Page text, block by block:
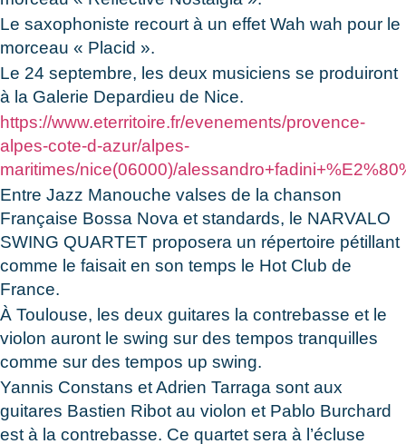
Le saxophoniste recourt à un effet Wah wah pour le
morceau « Placid ».
Le 24 septembre, les deux musiciens se produiront
à la Galerie Depardieu de Nice.
https://www.eterritoire.fr/evenements/provence-
alpes-cote-d-azur/alpes-
maritimes/nice(06000)/
Entre Jazz Manouche valses de la chanson
Française Bossa Nova et standards, le NARVALO
SWING QUARTET proposera un répertoire pétillant
comme le faisait en son temps le Hot Club de
France.
À Toulouse, les deux guitares la contrebasse et le
violon auront le swing sur des tempos tranquilles
comme sur des tempos up swing.
Yannis Constans et Adrien Tarraga sont aux
guitares Bastien Ribot au violon et Pablo Burchard
est à la contrebasse. Ce quartet sera à l’écluse